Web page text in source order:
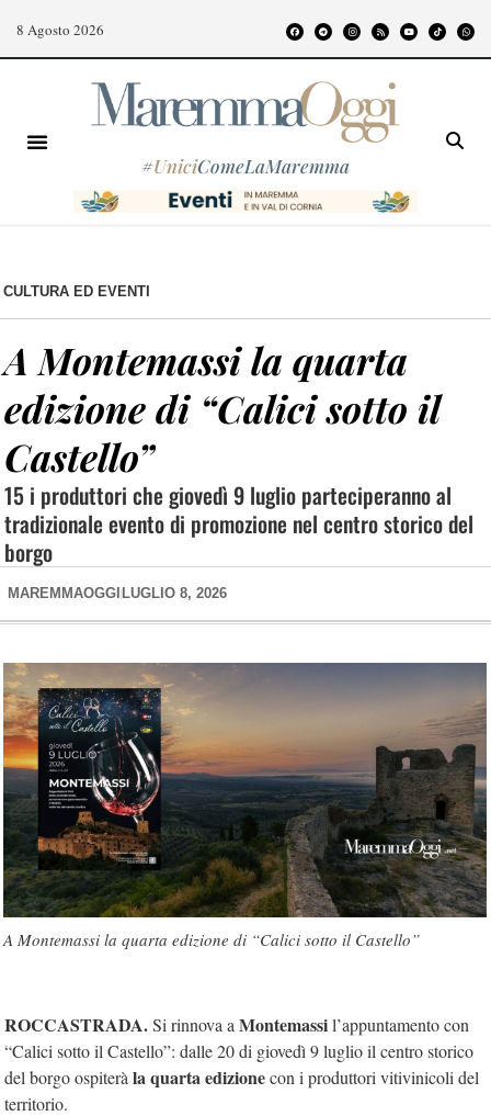
8 Agosto 2026
#UniciComeLaMaremma
CULTURA ED EVENTI
A Montemassi la quarta
edizione di “Calici sotto il
Castello”
15 i produttori che giovedì 9 luglio parteciperanno al
tradizionale evento di promozione nel centro storico del
borgo
MAREMMAOGGI LUGLIO 8, 2026
A Montemassi la quarta edizione di “Calici sotto il Castello”
ROCCASTRADA.Si rinnova a Montemassil’appuntamento con
“Calici sotto il Castello”: dalle 20 di giovedì 9 luglio il centro storico
del borgo ospiterà la quarta edizionecon i produttori vitivinicoli del
territorio.